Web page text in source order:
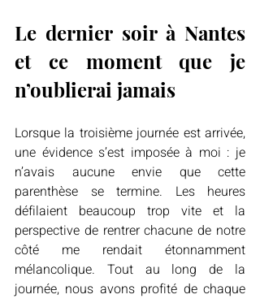
Le dernier soir à Nantes
et ce moment que je
n’oublierai jamais
Lorsque la troisième journée est arrivée,
une évidence s’est imposée à moi : je
n’avais aucune envie que cette
parenthèse se termine. Les heures
défilaient beaucoup trop vite et la
perspective de rentrer chacune de notre
côté me rendait étonnamment
mélancolique. Tout au long de la
journée, nous avons profité de chaque